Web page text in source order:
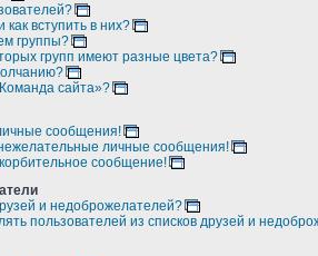
как вступить в них?
группы?
групп имеют разные цвета?
сайта»?
сообщения!
личные сообщения!
сообщение!
и недоброжелателей?
пользователей из списков друзей и